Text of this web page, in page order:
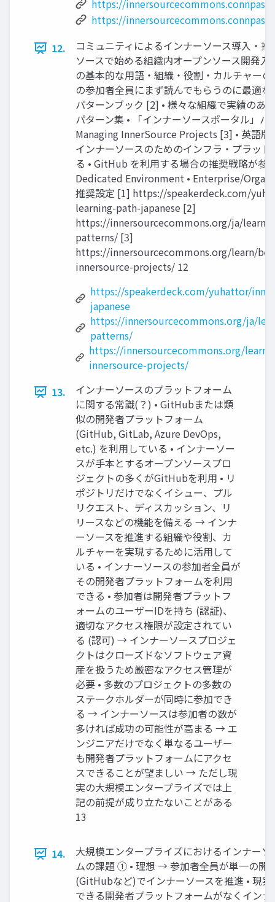
https://
https://
12.
コミュニティによるインナーソース導入・推
ソースで始める組織内オープンソース開発
の基本的な用語・組織・役割・カルチャー
の参加者全員にまず読んでもらうのに最適な
パターンブック [2] • 様々な組織で実績のあ
パターン集 • 「インナーソースポータル」パ
Managing InnerSource Projects [3] • 英語版
インナーソースのためのインフラ・プラッ
る • GitHub を利用する場合の推奨戦略が参
Dedicated Environment • Enterprise/
推奨設定 [1] https://speakerdeck.com/
learning-path-japanese [2]
https://innersourcecommons.org/ja/learn/
patterns/ [3]
https://innersourcecommons.org/learn/
innersource-projects/ 12
https://speakerdeck.com/yuhattor/
japanese
https://innersourcecommons.org/ja/
patterns/
https://innersourcecommons.org/learn/
innersource-projects/
13.
インナーソースのプラットフォーム
に関する常識(？) • GitHubまたは類
似の開発者プラットフォーム
(GitHub, GitLab, Azure DevOps,
etc.) を利用している • インナーソー
スが手本とするオープンソースプロ
ジェクトの多くがGitHubを利用 • リ
ポジトリだけでなくイシュー、プル
リクエスト、ディスカッション、リ
リースなどの機能を備える → インナ
ーソースを推進する組織や役割、カ
ルチャーを実現するために活用して
いる • インナーソースの参加者全員が
その開発者プラットフォームを利用
できる • 参加者は開発者プラットフ
ォームのユーザーIDを持ち (認証)、
適切なアクセス権限が設定されてい
る (認可) → インナーソースプロジェ
クトはクローズドなソフトウェア資
産を扱うため厳密なアクセス管理が
必要 • 多数のプロジェクトの多数の
ステークホルダーが同時に参加でき
る → インナーソースは参加者の数が
多ければ成功の可能性が高まる → エ
ンジニアだけでなく単なるユーザー
も開発者プラットフォームにアクセ
スできることが望ましい → ただし現
実の大規模エンタープライズでは上
記の前提が成り立たないことがある
13
14.
大規模エンタープライズにおけるインナー
ムの課題 ① • 理想 → 参加者全員が単一の開
(GitHubなど)でインナーソースを推進 • 現
できる開発者プラットフォームがなくイン